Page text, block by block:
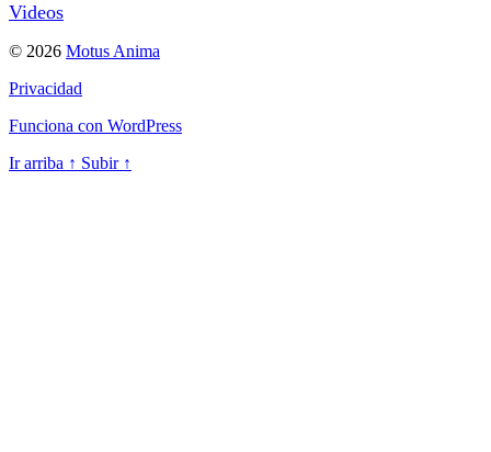
Videos
© 2026 Motus Anima
Privacidad
Funciona con WordPress
Ir arriba ↑ Subir ↑